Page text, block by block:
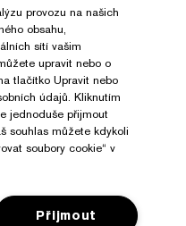
provozu na našich
obsahu,
sítí vašim
upravit nebo o
tlačítko Upravit nebo
údajů. Kliknutím
jednoduše přijmout
souhlas můžete kdykoli
soubory cookie“ v
Přijmout